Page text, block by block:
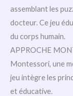
assemblant les
docteur. Ce jeu
du corps humain.
APPROCHE
Montessori, une
jeu intègre les
et éducative.